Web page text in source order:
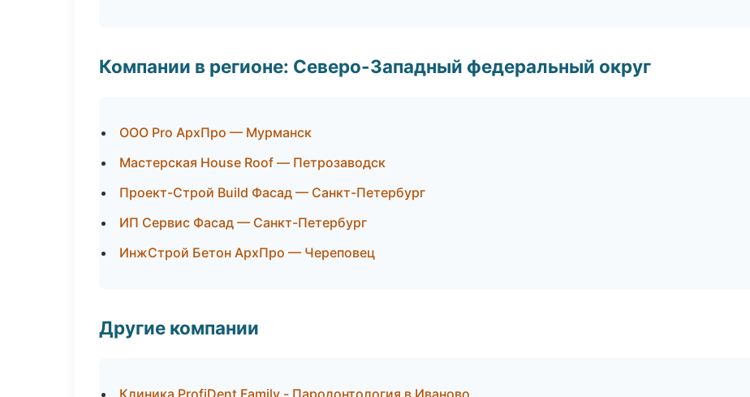
Компании в регионе: Северо-Западный федеральный округ
ООО Pro АрхПро — Мурманск
Мастерская House Roof — Петрозаводск
Проект-Строй Build Фасад — Санкт-Петербург
ИП Сервис Фасад — Санкт-Петербург
ИнжСтрой Бетон АрхПро — Череповец
Другие компании
Клиника ProfiDent Family - Пародонтология в Иваново